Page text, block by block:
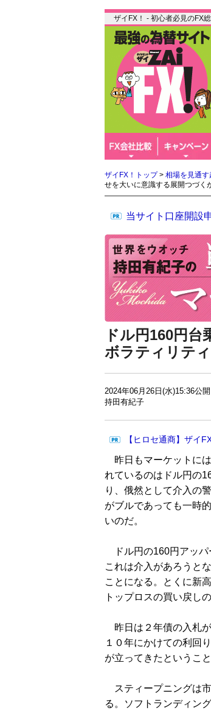
ザイFX！ - 初心者必見のFX
ザイFX！トップ> 相場を見通す
せを大いに意識する展開つづく
当サイト口座開設
ドル円160円
ボラティリテ
2024年06月26日(水)15:36公
持田有紀子
【ヒロセ通商】ザイ
昨日もマーケットに
れているのはドル円の
り、俄然として介入の
がブルであっても一時
いのだ。
ドル円の160円アッパ
これは介入があろうと
ことになる。とくに新
トップロスの買い戻し
昨日は２年債の入札が
１０年にかけての利回
が立ってきたということ
スティープニングは
る。ソフトランディン